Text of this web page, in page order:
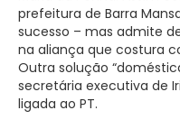
prefeitura de Barra
sucesso – mas admite
na aliança que costura
Outra solução
secretária executiva de
ligada ao PT.